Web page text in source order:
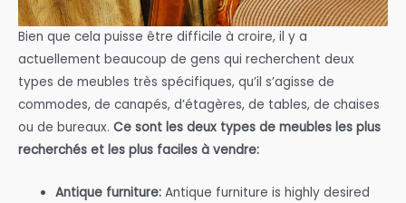
Bien que cela puisse être difficile à croire, il y a
actuellement beaucoup de gens qui recherchent deux
types de meubles très spécifiques, qu’il s’agisse de
commodes, de canapés, d’étagères, de tables, de chaises
ou de bureaux. Ce sont les deux types de meubles les plus
recherchés et les plus faciles à vendre:
Antique furniture: Antique furniture is highly desired